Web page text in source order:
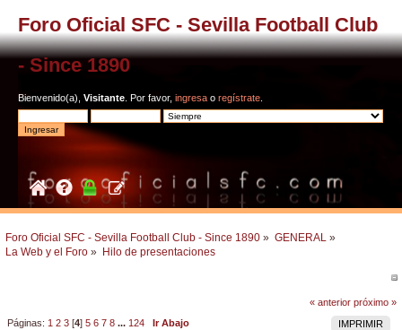
Foro Oficial SFC - Sevilla Football Club
- Since 1890
Bienvenido(a), Visitante . Por favor, ingresa o regístrate
Foro Oficial SFC - Sevilla Football Club - Since 1890 » GENERAL »
La Web y el Foro » Hilo de presentaciones
« anterior próximo »
IMPRIMIR
Páginas: 1 2 3 [4]5 6 7 8 ... 124 Ir Abajo